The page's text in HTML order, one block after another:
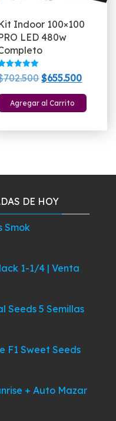
Indoor 100×100
LED 480w
5
702.500El
precio
original
$655.500El
precio
actual
Agregar al Carrito
DE HOY
Smok
1-1/4 | Venta
Seeds 5 Semillas
precio
F1 Sweet Seeds
precio
+ Auto Mazar